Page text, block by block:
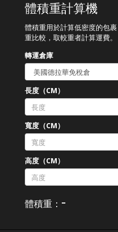
體積重計算機
體積重用於計算低密度的包
重比較，取較重者計算運費。
轉運倉庫
長度（CM）
寬度（CM）
高度（CM）
體積重： -